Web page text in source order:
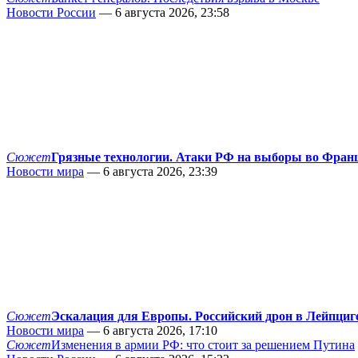
Новости России — 6 августа 2026, 23:58
СюжетГрязные технологии. Атаки РФ на выборы во
Новости мира — 6 августа 2026, 23:39
СюжетЭскалация для Европы. Российский дрон в
Новости мира — 6 августа 2026, 17:10
СюжетИзменения в армии РФ: что стоит за решением Путина